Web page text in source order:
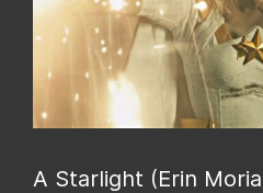
A Starlight (Erin